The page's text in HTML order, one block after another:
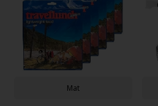
Mat